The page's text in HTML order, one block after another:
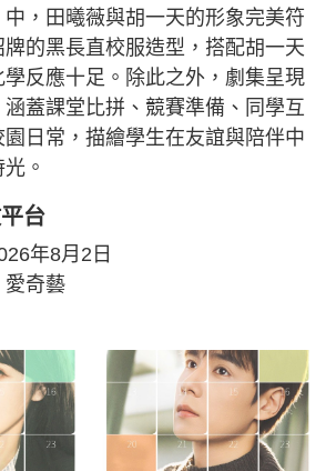
，田曦薇與胡一天的形象完美符
的黑長直校服造型，搭配胡一天
反應十足。除此之外，劇集呈現
蓋課堂比拼、競賽準備、同學互
日常，描繪學生在友誼與陪伴中
。
台
年8月2日
愛奇藝